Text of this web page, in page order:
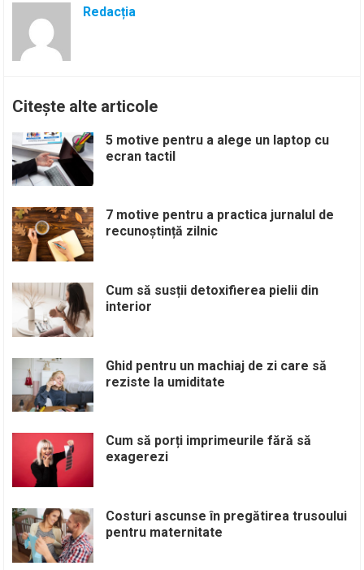
Redacția
Citește alte articole
5 motive pentru a alege un laptop cu
ecran tactil
7 motive pentru a practica jurnalul de
recunoștință zilnic
Cum să susții detoxifierea pielii din
interior
Ghid pentru un machiaj de zi care să
reziste la umiditate
Cum să porți imprimeurile fără să
exagerezi
Costuri ascunse în pregătirea trusoului
pentru maternitate